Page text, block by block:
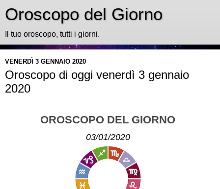
Oroscopo del Giorno
Il tuo oroscopo, tutti i giorni.
VENERDÌ 3 GENNAIO 2020
Oroscopo di oggi venerdì 3 gennaio
2020
OROSCOPO DEL GIORNO
03/01/2020